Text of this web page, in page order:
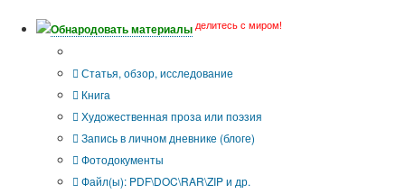
Обнародовать материалы делитесь с миром!
Статья, обзор, исследование
Книга
Художественная проза или поэзия
Запись в личном дневнике (блоге)
Фотодокументы
Файл(ы): PDF\DOC\RAR\ZIP и др.